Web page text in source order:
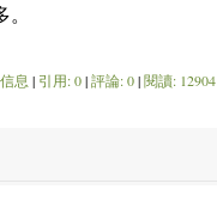
息 | 引用: 0|評論: 0|閱讀: 12904